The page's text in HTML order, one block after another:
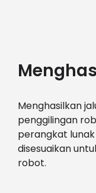
Menghasilkan
penggilingan
perangkat lunak
disesuaikan
robot.